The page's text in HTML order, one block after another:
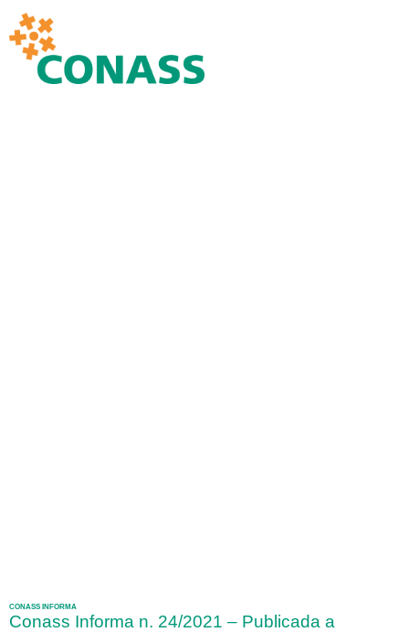
CONASS INFORMA
Conass Informa n. 24/2021 – Publicada a